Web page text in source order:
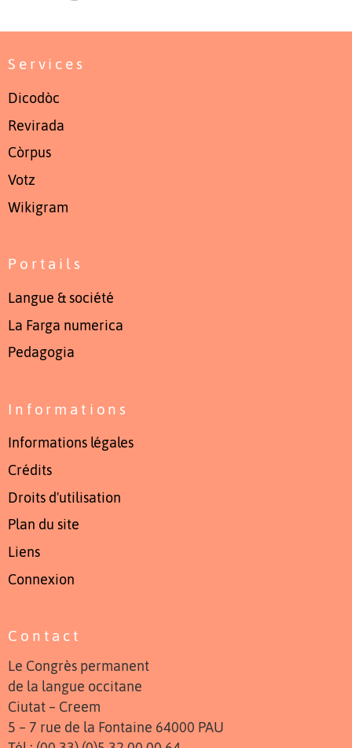
Services
Dicodòc
Revirada
Còrpus
Votz
Wikigram
Portails
Langue & société
La Farga numerica
Pedagogia
Informations
Informations légales
Crédits
Droits d'utilisation
Plan du site
Liens
Connexion
Contact
Le Congrès permanent
de la langue occitane
Ciutat – Creem
5 – 7 rue de la Fontaine 64000 PAU